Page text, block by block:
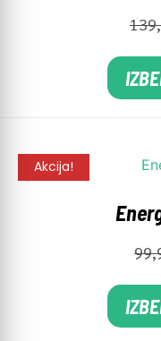
Akcija!